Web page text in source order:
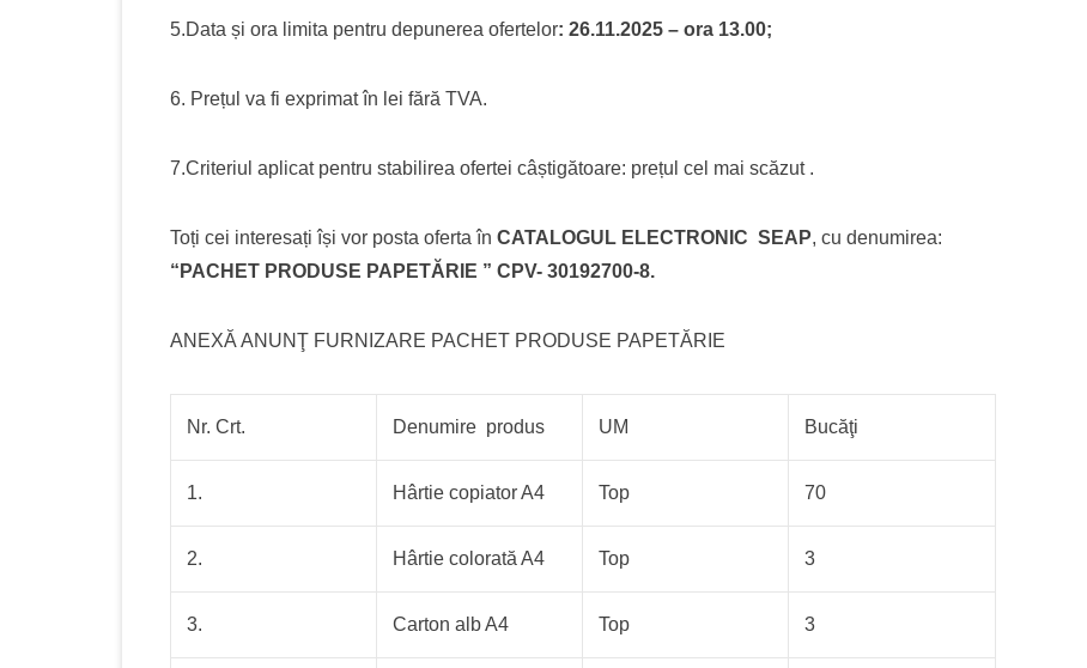
5.Data și ora limita pentru depunerea ofertelor: 26.11.2025 – ora 13.00;
6. Prețul va fi exprimat în lei fără TVA.
7.Criteriul aplicat pentru stabilirea ofertei câștigătoare: prețul cel mai scăzut .
Toți cei interesați își vor posta oferta în CATALOGUL ELECTRONIC SEAP, cu denumirea:
“PACHET PRODUSE PAPETĂRIE ” CPV- 30192700-8.
ANEXĂ ANUNŢ FURNIZARE PACHET PRODUSE PAPETĂRIE
Nr. Crt. Denumire produs UM Bucăţi
1. Hârtie copiator A4 Top 70
2. Hârtie colorată A4 Top 3
3. Carton alb A4 Top 3